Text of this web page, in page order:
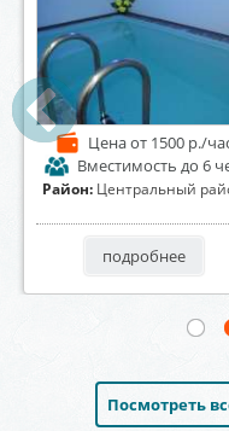
Ценаот 600 р./час
Вместимость до 12
Район:
подробнее
Посмотреть